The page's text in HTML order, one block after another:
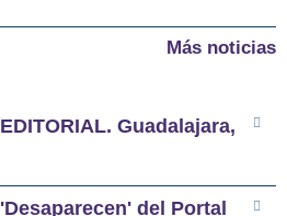
Más noticias
EDITORIAL. Guadalajara,
'Desaparecen' del Portal